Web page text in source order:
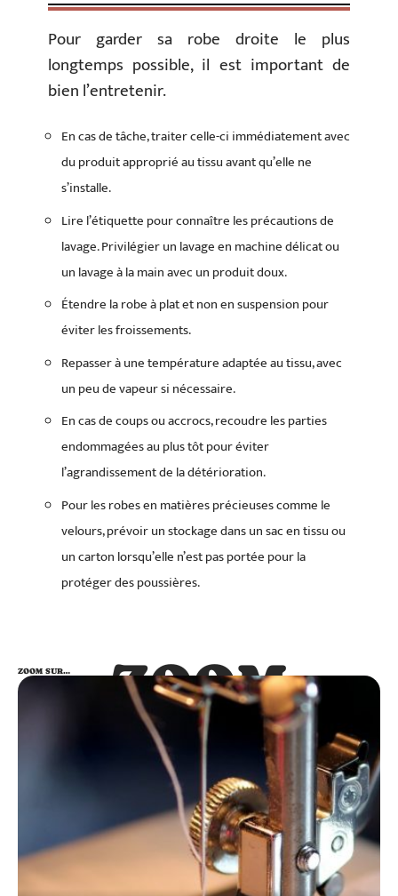
Pour garder sa robe droite le plus
longtemps possible, il est important de
bien l’entretenir.
En cas de tâche, traiter celle-ci immédiatement avec
du produit approprié au tissu avant qu’elle ne
s’installe.
Lire l’étiquette pour connaître les précautions de
lavage. Privilégier un lavage en machine délicat ou
un lavage à la main avec un produit doux.
Étendre la robe à plat et non en suspension pour
éviter les froissements.
Repasser à une température adaptée au tissu, avec
un peu de vapeur si nécessaire.
En cas de coups ou accrocs, recoudre les parties
endommagées au plus tôt pour éviter
l’agrandissement de la détérioration.
Pour les robes en matières précieuses comme le
velours, prévoir un stockage dans un sac en tissu ou
un carton lorsqu’elle n’est pas portée pour la
protéger des poussières.
ZOOM
SUR…
ZOOM SUR…